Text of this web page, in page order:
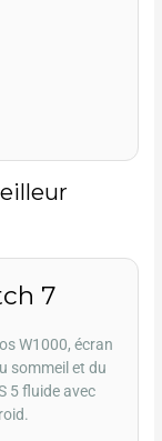
7
W1000, écran
sommeil et du
5 fluide avec